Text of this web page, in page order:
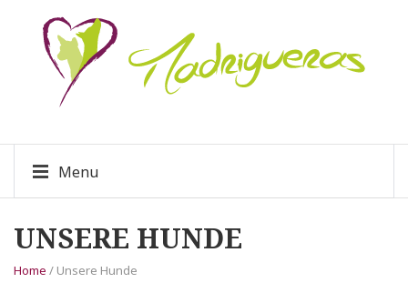
Menu
UNSERE HUNDE
Home / Unsere Hunde